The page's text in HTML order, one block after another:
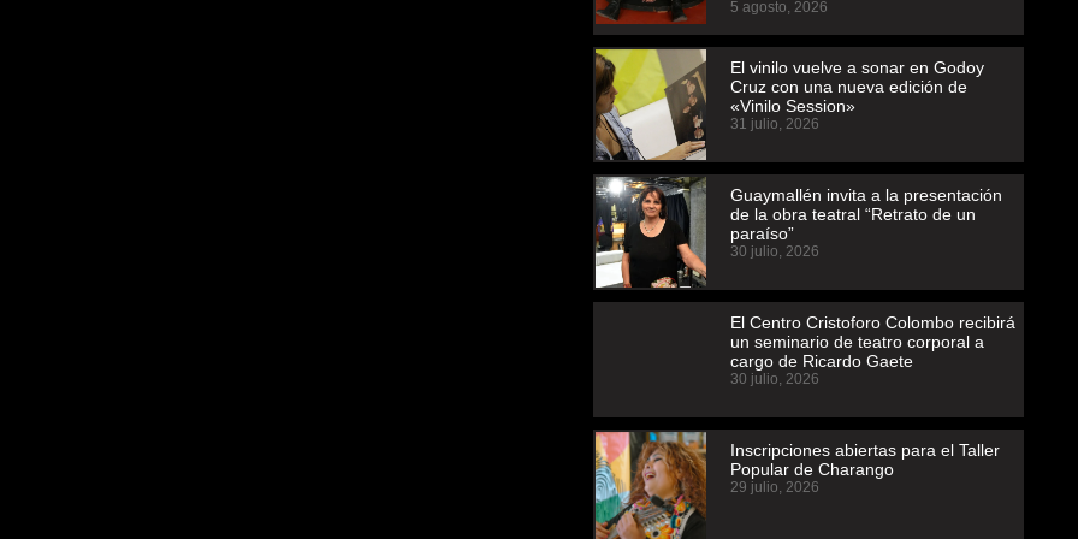
5 agosto, 2026
El vinilo vuelve a sonar en Godoy
Cruz con una nueva edición de
«Vinilo Session»
31 julio, 2026
Guaymallén invita a la presentación
de la obra teatral “Retrato de un
paraíso”
30 julio, 2026
El Centro Cristoforo Colombo recibirá
un seminario de teatro corporal a
cargo de Ricardo Gaete
30 julio, 2026
Inscripciones abiertas para el Taller
Popular de Charango
29 julio, 2026